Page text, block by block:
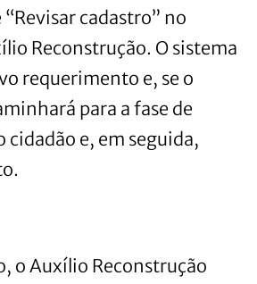
cadastro” no
Reconstrução. O sistema
requerimento e, se o
para a fase de
cidadão e, em seguida,
o Auxílio Reconstrução